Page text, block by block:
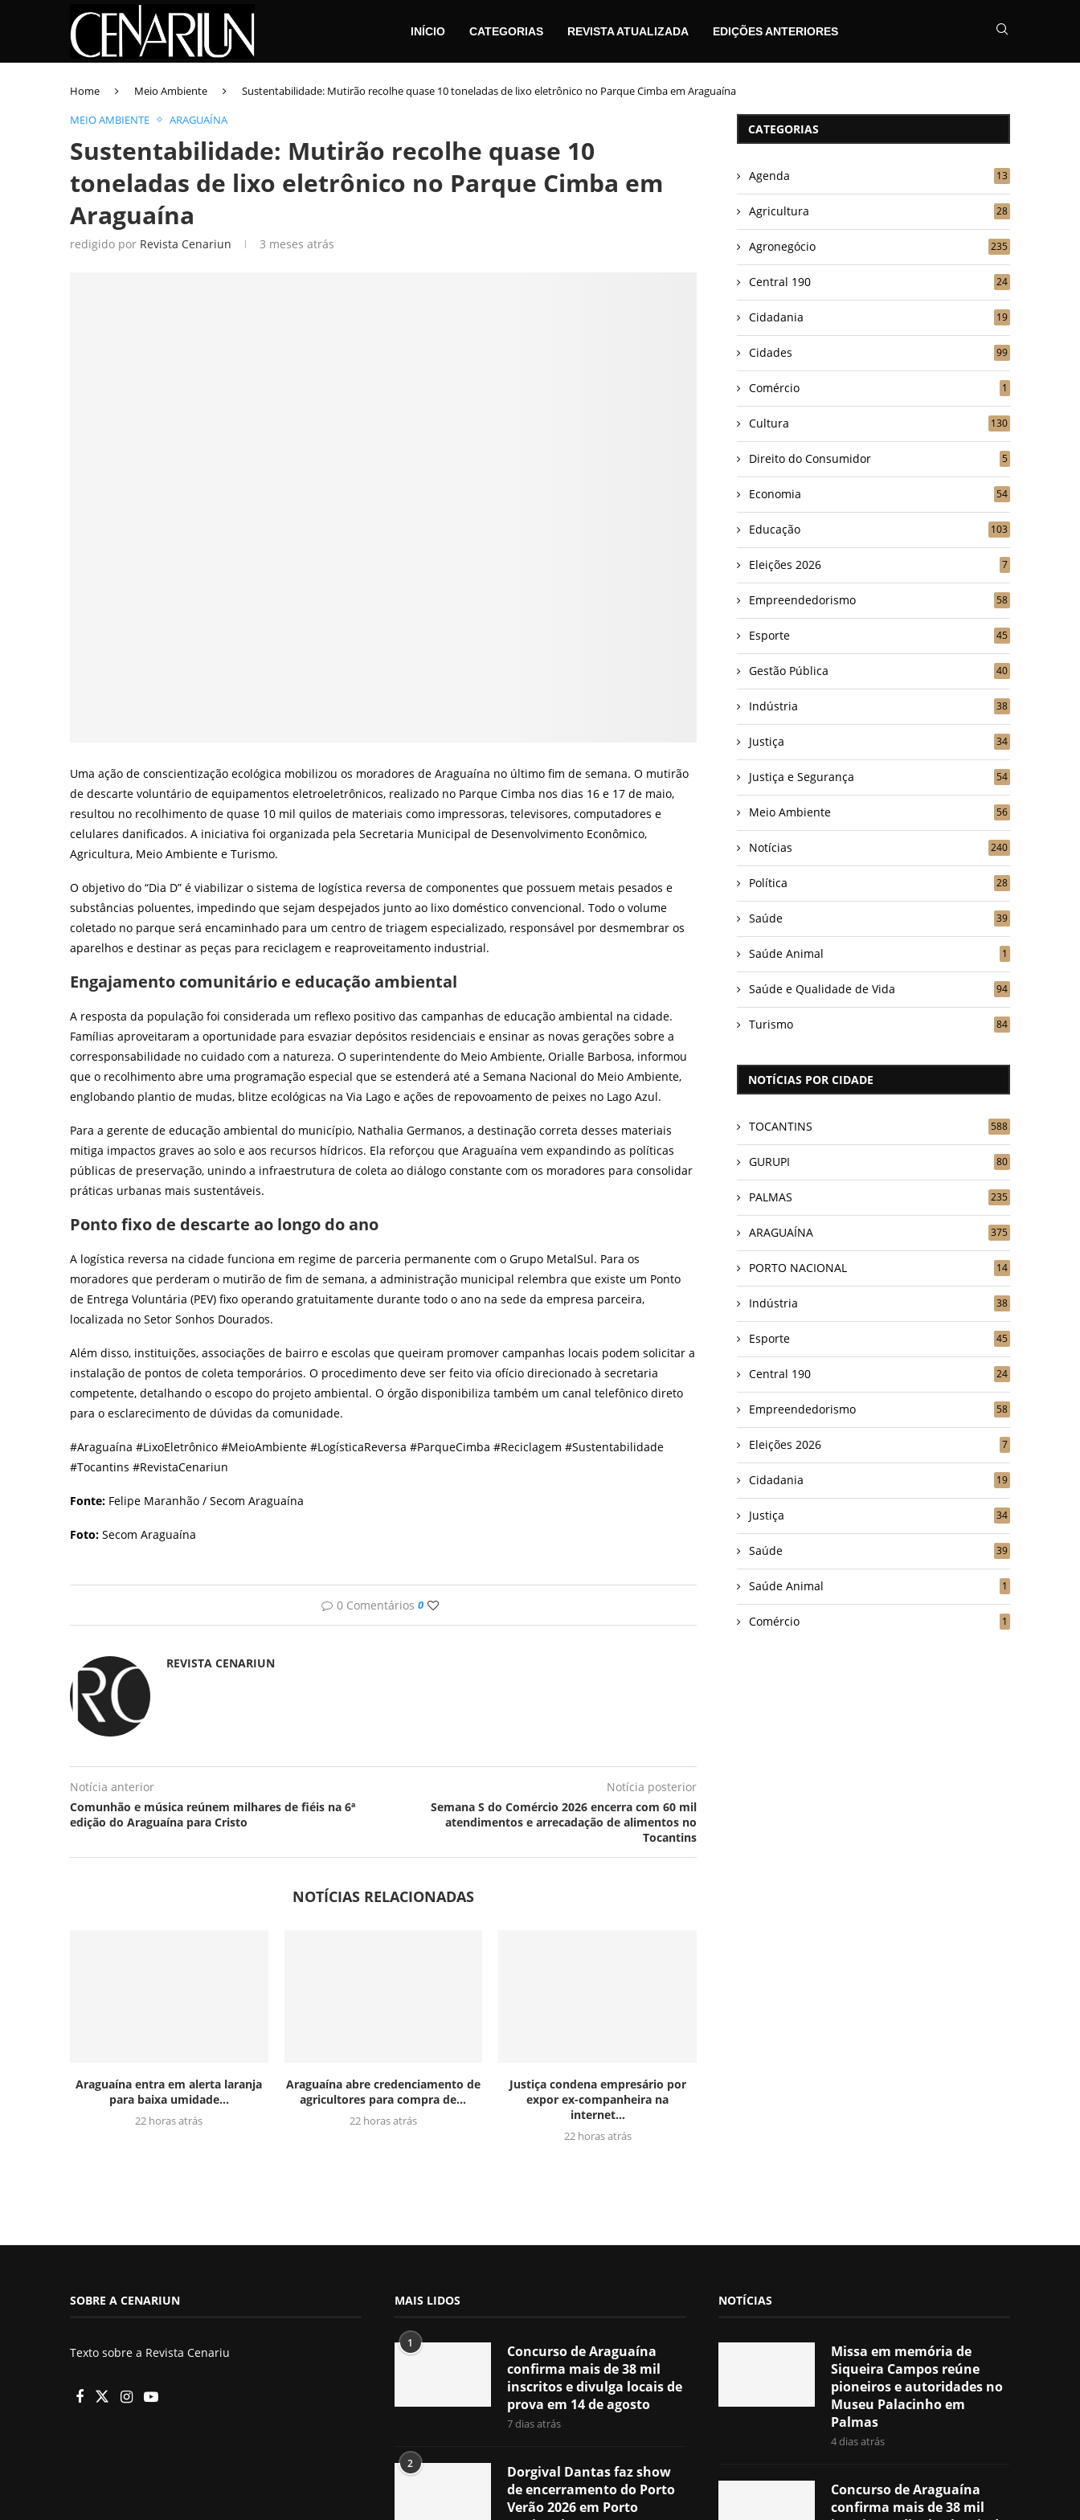
INÍCIO CATEGORIAS REVISTA ATUALIZADA EDIÇÕES ANTERIORES
Home Meio Ambiente
Sustentabilidade: Mutirão recolhe quase 10 toneladas de lixo eletrônico no Parque Cimba em Araguaína
MEIO AMBIENTE
ARAGUAÍNA
Sustentabilidade: Mutirão recolhe quase 10
toneladas de lixo eletrônico no Parque Cimba em
Araguaína
redigido por Revista Cenariun 3 meses atrás
Uma ação de conscientização ecológica mobilizou os moradores de Araguaína no último fim de semana. O mutirão
de descarte voluntário de equipamentos eletroeletrônicos, realizado no Parque Cimba nos dias 16 e 17 de maio,
resultou no recolhimento de quase 10 mil quilos de materiais como impressoras, televisores, computadores e
celulares danificados. A iniciativa foi organizada pela Secretaria Municipal de Desenvolvimento Econômico,
Agricultura, Meio Ambiente e Turismo.
O objetivo do “Dia D” é viabilizar o sistema de logística reversa de componentes que possuem metais pesados e
substâncias poluentes, impedindo que sejam despejados junto ao lixo doméstico convencional. Todo o volume
coletado no parque será encaminhado para um centro de triagem especializado, responsável por desmembrar os
aparelhos e destinar as peças para reciclagem e reaproveitamento industrial.
Engajamento comunitário e educação ambiental
A resposta da população foi considerada um reflexo positivo das campanhas de educação ambiental na cidade.
Famílias aproveitaram a oportunidade para esvaziar depósitos residenciais e ensinar as novas gerações sobre a
corresponsabilidade no cuidado com a natureza. O superintendente do Meio Ambiente, Orialle Barbosa, informou
que o recolhimento abre uma programação especial que se estenderá até a Semana Nacional do Meio Ambiente,
englobando plantio de mudas, blitze ecológicas na Via Lago e ações de repovoamento de peixes no Lago Azul.
Para a gerente de educação ambiental do município, Nathalia Germanos, a destinação correta desses materiais
mitiga impactos graves ao solo e aos recursos hídricos. Ela reforçou que Araguaína vem expandindo as políticas
públicas de preservação, unindo a infraestrutura de coleta ao diálogo constante com os moradores para consolidar
práticas urbanas mais sustentáveis.
Ponto fixo de descarte ao longo do ano
A logística reversa na cidade funciona em regime de parceria permanente com o Grupo MetalSul. Para os
moradores que perderam o mutirão de fim de semana, a administração municipal relembra que existe um Ponto
de Entrega Voluntária (PEV) fixo operando gratuitamente durante todo o ano na sede da empresa parceira,
localizada no Setor Sonhos Dourados.
Além disso, instituições, associações de bairro e escolas que queiram promover campanhas locais podem solicitar a
instalação de pontos de coleta temporários. O procedimento deve ser feito via ofício direcionado à secretaria
competente, detalhando o escopo do projeto ambiental. O órgão disponibiliza também um canal telefônico direto
para o esclarecimento de dúvidas da comunidade.
#Araguaína #LixoEletrônico #MeioAmbiente #LogísticaReversa #ParqueCimba #Reciclagem #Sustentabilidade
#Tocantins #RevistaCenariun
Fonte: Felipe Maranhão / Secom Araguaína
Foto: Secom Araguaína
0 Comentários 0
REVISTA CENARIUN
Notícia anterior
Comunhão e música reúnem milhares de fiéis na 6ª
edição do Araguaína para Cristo
Notícia posterior
Semana S do Comércio 2026 encerra com 60 mil
atendimentos e arrecadação de alimentos no
Tocantins
NOTÍCIAS RELACIONADAS
Araguaína entra em alerta laranja
para baixa umidade...
22 horas atrás
Araguaína abre credenciamento de
agricultores para compra de...
22 horas atrás
Justiça condena empresário por
expor ex-companheira na
internet...
22 horas atrás
CATEGORIAS
Agenda 13
Agricultura 28
Agronegócio 235
Central 190 24
Cidadania 19
Cidades 99
Comércio 1
Cultura 130
Direito do Consumidor 5
Economia 54
Educação 103
Eleições 2026 7
Empreendedorismo 58
Esporte 45
Gestão Pública 40
Indústria 38
Justiça 34
Justiça e Segurança 54
Meio Ambiente 56
Notícias 240
Política 28
Saúde 39
Saúde Animal 1
Saúde e Qualidade de Vida 94
Turismo 84
NOTÍCIAS POR CIDADE
TOCANTINS 588
GURUPI 80
PALMAS 235
ARAGUAÍNA 375
PORTO NACIONAL 14
Indústria 38
Esporte 45
Central 190 24
Empreendedorismo 58
Eleições 2026 7
Cidadania 19
Justiça 34
Saúde 39
Saúde Animal 1
Comércio 1
SOBRE A CENARIUN
Texto sobre a Revista Cenariu
MAIS LIDOS
1
Concurso de Araguaína
confirma mais de 38 mil
inscritos e divulga locais de
prova em 14 de agosto
7 dias atrás
2
Dorgival Dantas faz show
de encerramento do Porto
Verão 2026 em Porto
NOTÍCIAS
Missa em memória de
Siqueira Campos reúne
pioneiros e autoridades no
Museu Palacinho em
Palmas
4 dias atrás
Concurso de Araguaína
confirma mais de 38 mil